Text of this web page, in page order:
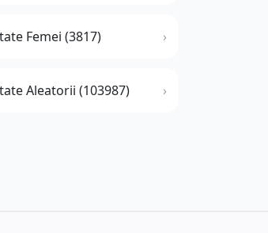
Femei (3817)
Aleatorii (103987)